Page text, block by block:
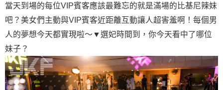
當天到場的每位VIP賓客應該最難忘的就是滿場的比基尼辣妹
吧？美女們主動與VIP賓客近距離互動讓人超害羞啊！每個男
人的夢想今天都實現啦～▼選妃時間到，你今天看中了哪位
妹子？